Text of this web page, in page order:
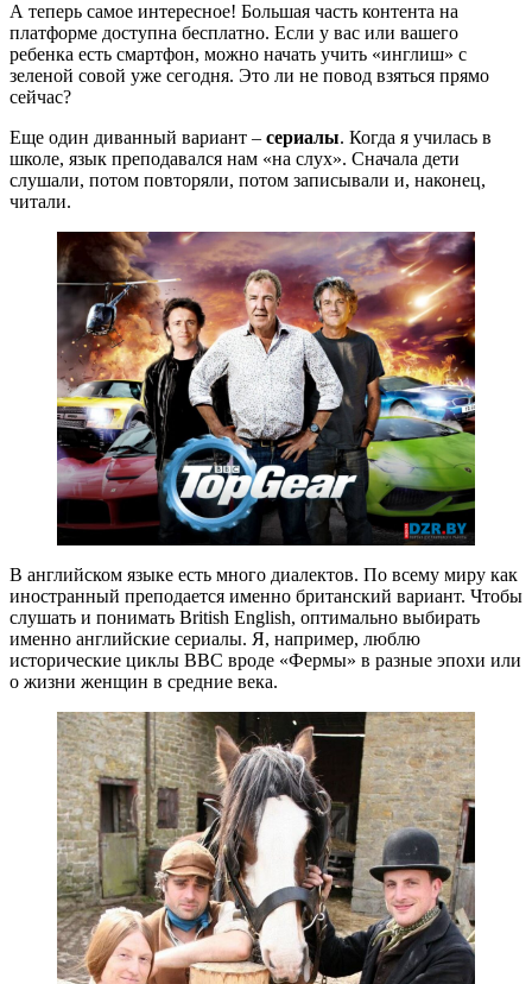
А теперь самое интересное! Большая часть контента на
платформе доступна бесплатно. Если у вас или вашего
ребенка есть смартфон, можно начать учить «инглиш» с
зеленой совой уже сегодня. Это ли не повод взяться прямо
сейчас?
Еще один диванный вариант – сериалы. Когда я училась в
школе, язык преподавался нам «на слух». Сначала дети
слушали, потом повторяли, потом записывали и, наконец,
читали.
В английском языке есть много диалектов. По всему миру как
иностранный преподается именно британский вариант. Чтобы
слушать и понимать British English, оптимально выбирать
именно английские сериалы. Я, например, люблю
исторические циклы ВВС вроде «Фермы» в разные эпохи или
о жизни женщин в средние века.